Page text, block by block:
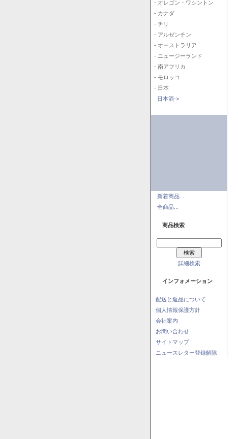
- オレゴン・ワシントン
- カナダ
- チリ
- アルゼンチン
- オーストラリア
- ニュージーランド
- 南アフリカ
- モロッコ
- 日本
日本酒->
新着商品...
全商品...
商品検索
詳細検索
インフォメーション
配送と返品について
個人情報保護方針
会社案内
お問い合わせ
サイトマップ
ニュースレター登録解除